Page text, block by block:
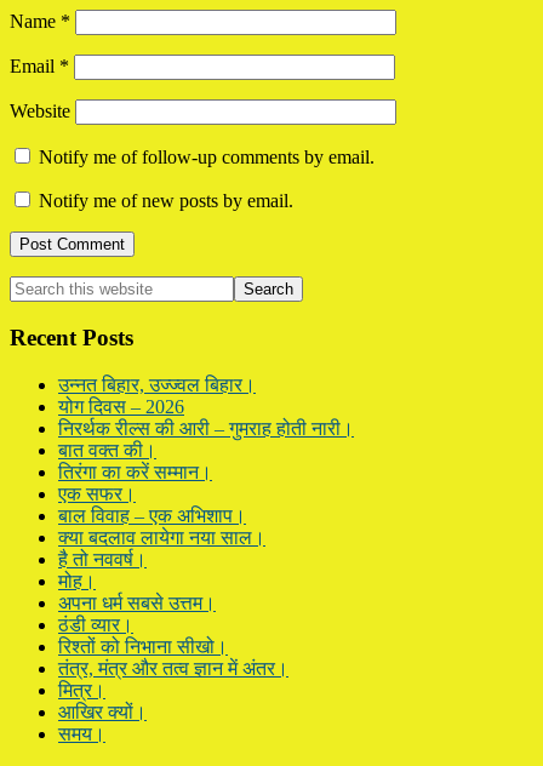
Name *
Email *
Website
Notify me of follow-up comments by email.
Notify me of new posts by email.
Primary
Sidebar
Search
this
website
Recent Posts
उन्नत बिहार, उज्ज्वल बिहार।
योग दिवस – 2026
निरर्थक रील्स की आरी – गुमराह होती नारी।
बात वक्त की।
तिरंगा का करें सम्मान।
एक सफर।
बाल विवाह – एक अभिशाप।
क्या बदलाव लायेगा नया साल।
है तो नववर्ष।
मोह।
अपना धर्म सबसे उत्तम।
ठंडी व्यार।
रिश्तों को निभाना सीखो।
तंत्र, मंत्र और तत्व ज्ञान में अंतर।
मित्र।
आखिर क्यों।
समय।